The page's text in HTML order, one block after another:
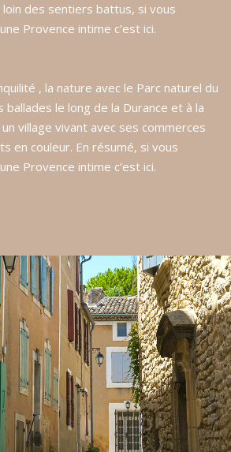
des sentiers battus, si vous
Provence intime c’est ici.
, la nature avec le Parc naturel du
ballades le long de la Durance et à la
un village vivant avec ses commerces
en couleur. En résumé, si vous
Provence intime c’est ici.